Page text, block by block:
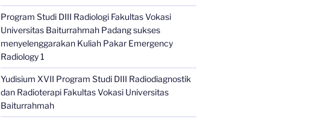
Program Studi DIII Radiologi Fakultas Vokasi
Universitas Baiturrahmah Padang sukses
menyelenggarakan Kuliah Pakar Emergency
Radiology 1
Yudisium XVII Program Studi DIII Radiodiagnostik
dan Radioterapi Fakultas Vokasi Universitas
Baiturrahmah